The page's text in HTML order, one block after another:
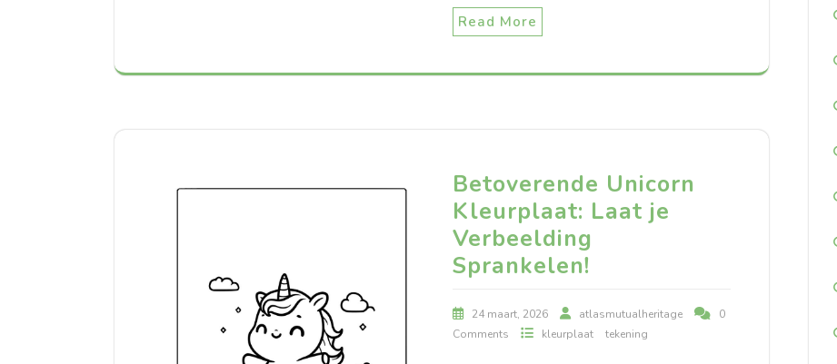
Read More
Betoverende Unicorn
Kleurplaat: Laat je
Verbeelding
Sprankelen!
24 maart, 2026 atlasmutualheritage
0
Comments
kleurplaat tekening